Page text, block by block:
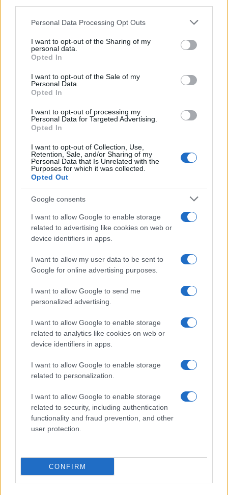
Please note that this website/app uses one or more Google
not limited to your visit or usage behaviour. You may click to
grant or deny consent to Google and its third-party tags to
use your data for below specified purposes in below Google
consent section.
Personal Data Processing Opt Outs
I want to opt-out of the Sharing of my
personal data.
Opted In
I want to opt-out of the Sale of my
Personal Data.
Opted In
I want to opt-out of processing my
Personal Data for Targeted Advertising.
Opted In
I want to opt-out of Collection, Use,
Retention, Sale, and/or Sharing of my
Personal Data that Is Unrelated with the
Purposes for which it was collected.
Opted Out
Google consents
I want to allow Google to enable storage
related to advertising like cookies on web or
device identifiers in apps.
I want to allow my user data to be sent to
Google for online advertising purposes.
I want to allow Google to send me
personalized advertising.
I want to allow Google to enable storage
related to analytics like cookies on web or
device identifiers in apps.
I want to allow Google to enable storage
related to personalization.
I want to allow Google to enable storage
related to security, including authentication
functionality and fraud prevention, and other
user protection.
CONFIRM
Ροή Ειδήσεων
Μάχες του Spicheren και του Wörth, ο
γερμανικός στρατός διαλύει τους
Γάλλους
Στο βίντεο Van Halen – Ain’t Talkin’ ‘Bout Love, κλασική κιθάρα
Eddie Van Halen και κλασικός David Lee Roth στα φωνητικά.
διαδοχής του P-61 Black Window από την Curtiss, που όμως
έχασε στον σχετικό διαγωνισμό από το F-89 Scorpion, κάτι που
XF-87 Blackhawk